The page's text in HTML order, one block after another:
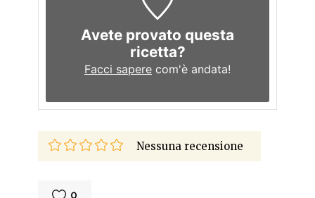
Avete provato questa
ricetta?
Facci sapere com'è andata!
Nessuna recensione